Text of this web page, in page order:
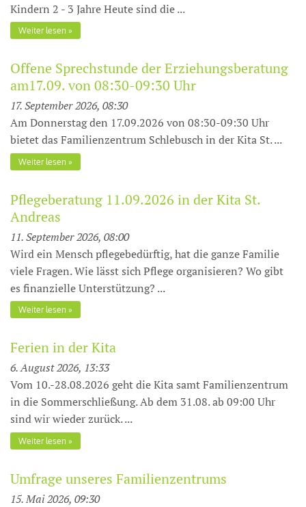
Kindern 2 - 3 Jahre Heute sind die ...
Weiter lesen
Offene Sprechstunde der Erziehungsberatung
am17.09. von 08:30-09:30 Uhr
17. September 2026, 08:30
Am Donnerstag den 17.09.2026 von 08:30-09:30 Uhr
bietet das Familienzentrum Schlebusch in der Kita St. ...
Weiter lesen
Pflegeberatung 11.09.2026 in der Kita St.
Andreas
11. September 2026, 08:00
Wird ein Mensch pflegebedürftig, hat die ganze Familie
viele Fragen. Wie lässt sich Pflege organisieren? Wo gibt
es finanzielle Unterstüt­zung? ...
Weiter lesen
Ferien in der Kita
6. August 2026, 13:33
Vom 10.-28.08.2026 geht die Kita samt Familienzentrum
in die Sommerschließung. Ab dem 31.08. ab 09:00 Uhr
sind wir wieder zurück. ...
Weiter lesen
Umfrage unseres Familienzentrums
15. Mai 2026, 09:30